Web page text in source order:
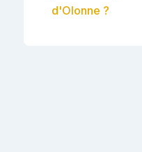
d'Olonne ?